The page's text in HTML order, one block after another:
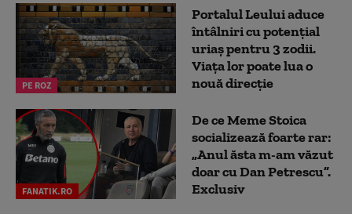
PE ROZ
Portalul Leului aduce
întâlniri cu potențial
uriaș pentru 3 zodii.
Viața lor poate lua o
nouă direcție
FANATIK.RO
De ce Meme Stoica
socializează foarte rar:
„Anul ăsta m-am văzut
doar cu Dan Petrescu”.
Exclusiv